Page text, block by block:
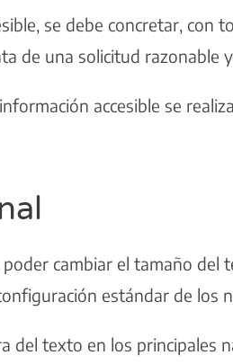
se debe concretar, con
de una solicitud razonable
accesible se
cambiar el tamaño del
estándar de los
del texto en los principales